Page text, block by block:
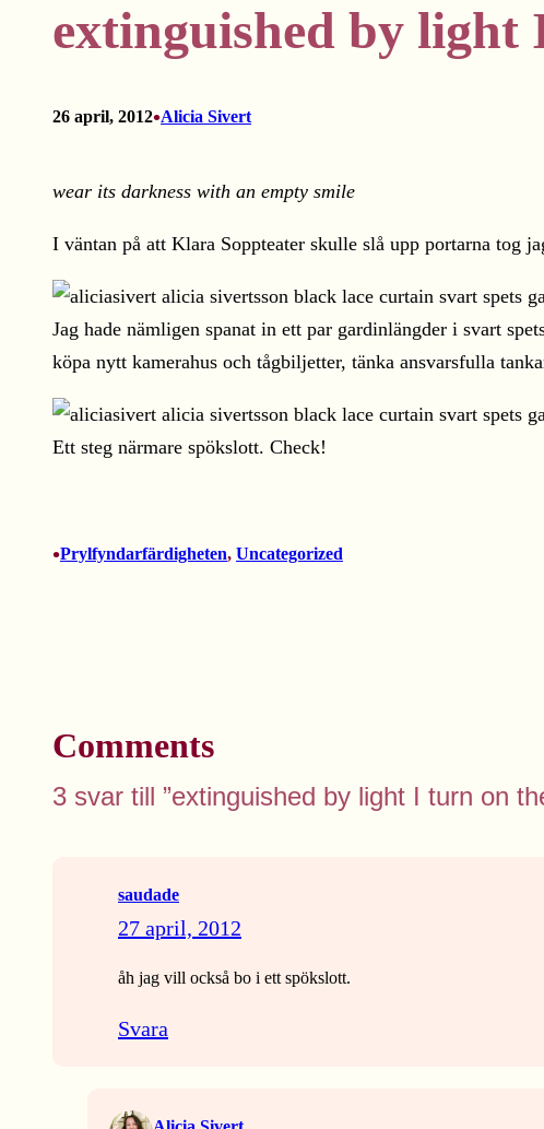
extinguished by
26 april, 2012•Alicia Sivert
wear its darkness with an empty smile
I väntan på att Klara Soppteater skulle slå upp portarna tog
Jag hade nämligen spanat in ett par gardinlängder i svart
köpa nytt kamerahus och tågbiljetter, tänka ansvarsfulla
Ett steg närmare spökslott. Check!
•Prylfyndarfärdigheten, Uncategorized
Comments
3 svar till ”extinguished by light I turn on
saudade
27 april, 2012
åh jag vill också bo i ett spökslott.
Svara